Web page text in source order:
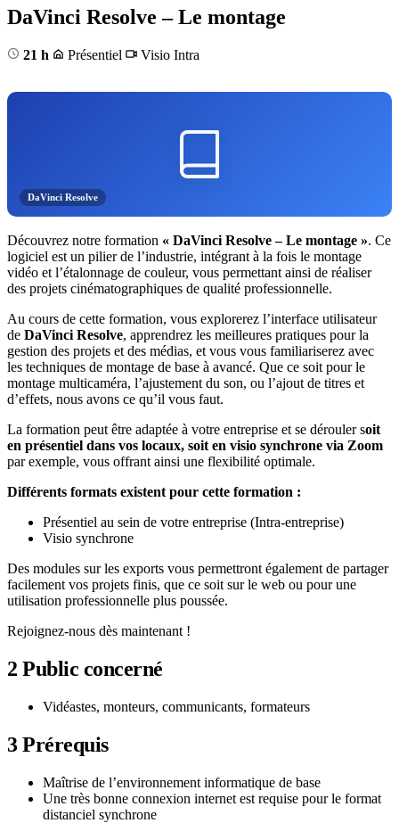
DaVinci Resolve – Le montage
21 h Présentiel Visio Intra
DaVinci Resolve
Découvrez notre formation « DaVinci Resolve – Le montage ». Ce
logiciel est un pilier de l’industrie, intégrant à la fois le montage
vidéo et l’étalonnage de couleur, vous permettant ainsi de réaliser
des projets cinématographiques de qualité professionnelle.
Au cours de cette formation, vous explorerez l’interface utilisateur
de DaVinci Resolve, apprendrez les meilleures pratiques pour la
gestion des projets et des médias, et vous vous familiariserez avec
les techniques de montage de base à avancé. Que ce soit pour le
montage multicaméra, l’ajustement du son, ou l’ajout de titres et
d’effets, nous avons ce qu’il vous faut.
La formation peut être adaptée à votre entreprise et se dérouler soit
en présentiel dans vos locaux, soit en visio synchrone via Zoom
par exemple, vous offrant ainsi une flexibilité optimale.
Différents formats existent pour cette formation :
Présentiel au sein de votre entreprise (Intra-entreprise)
Visio synchrone
Des modules sur les exports vous permettront également de partager
facilement vos projets finis, que ce soit sur le web ou pour une
utilisation professionnelle plus poussée.
Rejoignez-nous dès maintenant !
2 Public concerné
Vidéastes, monteurs, communicants, formateurs
3Prérequis
Maîtrise de l’environnement informatique de base
Une très bonne connexion internet est requise pour le format
distanciel synchrone